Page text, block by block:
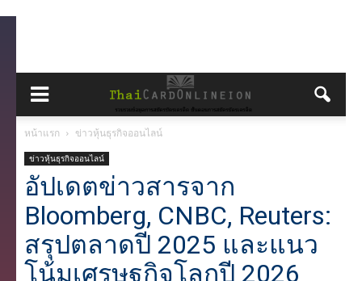
หน้าแรก ข่าวหุ้นธุรกิจออนไลน์
ข่าวหุ้นธุรกิจออนไลน์
อัปเดตข่าวสารจาก
Bloomberg, CNBC, Reuters:
สรุปตลาดปี 2025 และแนว
โน้มเศรษฐกิจโลกปี 2026